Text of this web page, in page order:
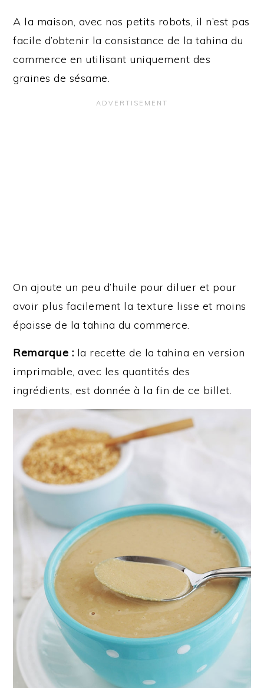
A la maison, avec nos petits robots, il n’est pas
facile d’obtenir la consistance de la tahina du
commerce en utilisant uniquement des
graines de sésame.
On ajoute un peu d’huile pour diluer et pour
avoir plus facilement la texture lisse et moins
épaisse de la tahina du commerce.
Remarque : la recette de la tahina en version
imprimable, avec les quantités des
ingrédients, est donnée à la fin de ce billet.